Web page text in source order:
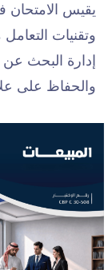
يقيس الامتحان
وتقنيات
إدارة البحث عن
والحفاظ على